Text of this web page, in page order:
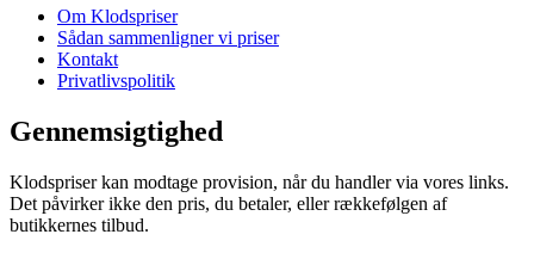
Om Klodspriser
Sådan sammenligner vi priser
Kontakt
Privatlivspolitik
Gennemsigtighed
Klodspriser kan modtage provision, når du handler via vores links.
Det påvirker ikke den pris, du betaler, eller rækkefølgen af
butikkernes tilbud.